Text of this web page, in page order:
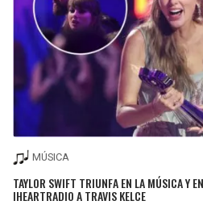
MÚSICA
TAYLOR SWIFT TRIUNFA EN LA MÚSICA Y
IHEARTRADIO A TRAVIS KELCE